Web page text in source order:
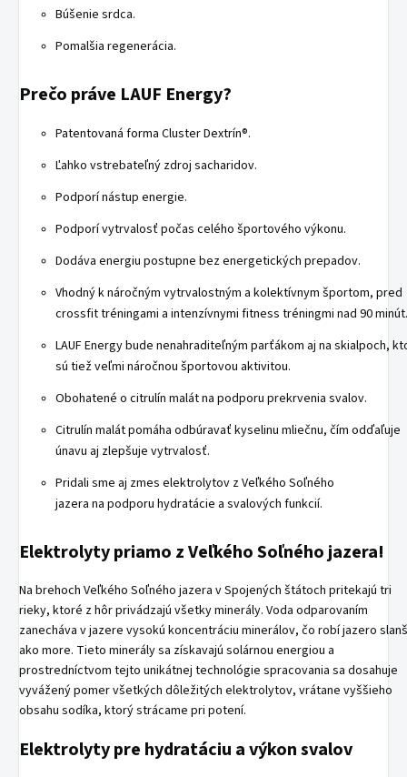
Búšenie srdca.
Pomalšia regenerácia.
Prečo práve LAUF Energy?
Patentovaná forma Cluster Dextrín®.
Ľahko vstrebateľný zdroj sacharidov.
Podporí nástup energie.
Podporí vytrvalosť počas celého športového výkonu.
Dodáva energiu postupne bez energetických prepadov.
Vhodný k náročným vytrvalostným a kolektívnym športom, pred
crossfit tréningami a intenzívnymi fitness tréningmi nad 90 minút.
LAUF Energy bude nenahraditeľným parťákom aj na skialpoch,
sú tiež veľmi náročnou športovou aktivitou.
Obohatené o citrulín malát na podporu prekrvenia svalov.
Citrulín malát pomáha odbúravať kyselinu mliečnu, čím odďaľuje
únavu aj zlepšuje vytrvalosť.
Pridali sme aj zmes elektrolytov z Veľkého Soľného
jazera na podporu hydratácie a svalových funkcií.
Elektrolyty priamo z Veľkého Soľného jazera!
Na brehoch Veľkého Soľného jazera v Spojených štátoch pritekajú tri
rieky, ktoré z hôr privádzajú všetky minerály. Voda odparovaním
zanecháva v jazere vysokú koncentráciu minerálov, čo robí jazero
ako more. Tieto minerály sa získavajú solárnou energiou a
prostredníctvom tejto unikátnej technológie spracovania sa dosahuje
vyvážený pomer všetkých dôležitých elektrolytov, vrátane vyššieho
obsahu sodíka, ktorý strácame pri potení.
Elektrolyty pre hydratáciu a výkon svalov